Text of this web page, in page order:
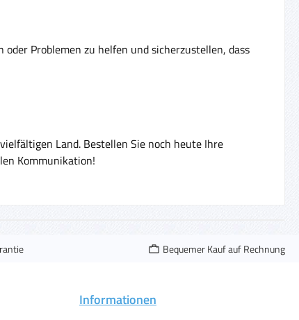
Problemen zu helfen und sicherzustellen, dass
Land. Bestellen Sie noch heute Ihre
Kommunikation!
Bequemer Kauf auf Rechnung
Informationen